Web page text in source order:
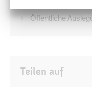
Öffentliche
Teilen auf